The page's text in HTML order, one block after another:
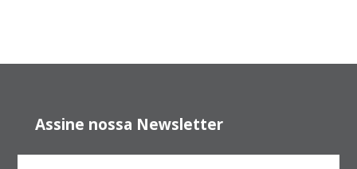
Assine nossa Newsletter